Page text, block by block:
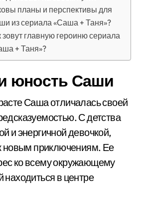
планы и перспективы для
из сериала «Саша + Таня»?
зовут главную героиню сериала
+ Таня»?
юность Саши
Саша отличалась своей
С детства
и энергичной девочкой,
новым приключениям. Ее
ко всему окружающему
находиться в центре